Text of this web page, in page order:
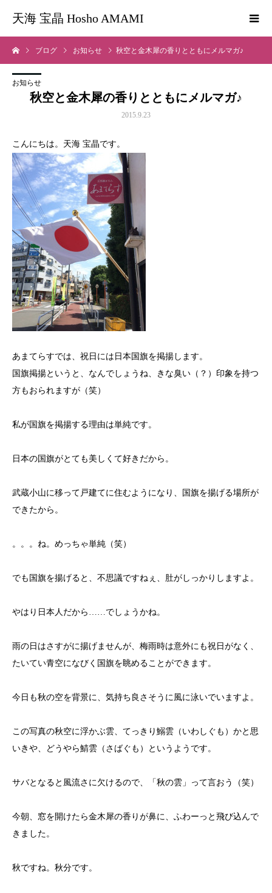
天海 宝晶 Hosho AMAMI
ブログ お知らせ 秋空と金木犀の香りとともにメルマガ♪
お知らせ
秋空と金木犀の香りとともにメルマガ♪
2015.9.23
こんにちは。天海 宝晶です。
あまてらすでは、祝日には日本国旗を掲揚します。
国旗掲揚というと、なんでしょうね、きな臭い（？）印象を持つ
方もおられますが（笑）
私が国旗を掲揚する理由は単純です。
日本の国旗がとても美しくて好きだから。
武蔵小山に移って戸建てに住むようになり、国旗を揚げる場所が
できたから。
。。。ね。めっちゃ単純（笑）
でも国旗を揚げると、不思議ですねぇ、肚がしっかりしますよ。
やはり日本人だから……でしょうかね。
雨の日はさすがに揚げませんが、梅雨時は意外にも祝日がなく、
たいてい青空になびく国旗を眺めることができます。
今日も秋の空を背景に、気持ち良さそうに風に泳いでいますよ。
この写真の秋空に浮かぶ雲、てっきり鰯雲（いわしぐも）かと思
いきや、どうやら鯖雲（さばぐも）というようです。
サバとなると風流さに欠けるので、「秋の雲」って言おう（笑）
今朝、窓を開けたら金木犀の香りが鼻に、ふわーっと飛び込んで
きました。
秋ですね。秋分です。